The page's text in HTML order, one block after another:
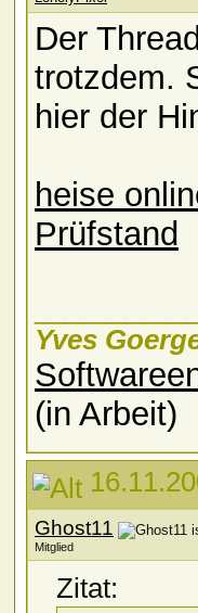
Der
trotzdem.
hier der
heise
Prüfstand
Yves
(in Arbeit)
Ghost11
Mitglied
Zitat: